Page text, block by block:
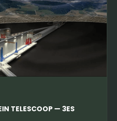
TELESCOOP — 3ES